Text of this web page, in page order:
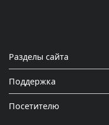
Разделы сайта
Поддержка
Посетителю